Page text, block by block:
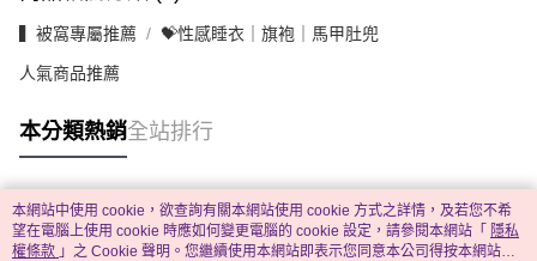
▍被窩專屬推薦 💝性感睡衣｜旗袍｜馬甲肚兜
人氣商品推薦
本分類熱銷全站排行
熱門標籤
本網站中使用 cookie，欲查詢有關本網站使用 cookie 方式之詳情，及若您不希
望在電腦上使用 cookie 時應如何變更電腦的 cookie 設定，請參閱本網站「 隱私
權條款 」之 Cookie 聲明。您繼續使用本網站即表示您同意本公司得按本網站使